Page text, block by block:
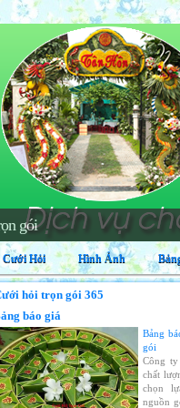
gói
Cưới Hỏi Hình Ảnh
hỏi trọn gói 365
báo giá
Bảng
gói
Công
chất
chọn
nguồn